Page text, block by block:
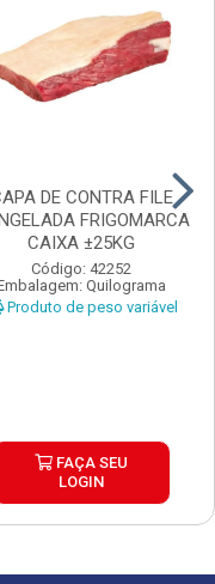
DE CONTRA FILE
FRIGOMARCA
CAIXA ±25KG
Código: 42252
Quilograma
Produto de peso variável
FAÇA SEU
LOGIN